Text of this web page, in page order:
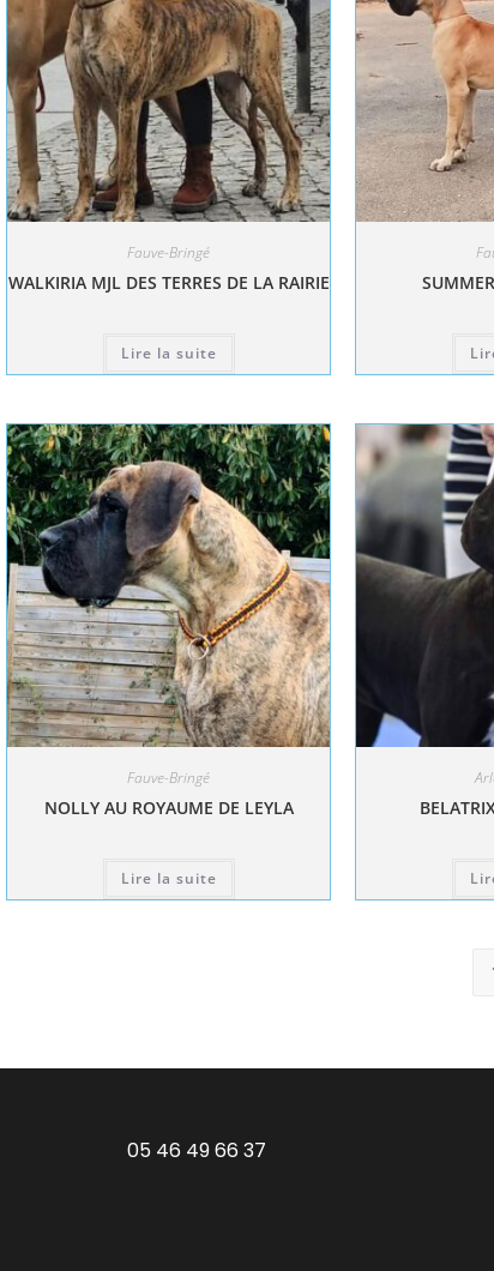
Fauve-Bringé
WALKIRIA MJL DES TERRES DE LA RAIRIE
Lire la suite
Fauve-Bringé
NOLLY AU ROYAUME DE LEYLA
Lire la suite
05 46 49 66 37